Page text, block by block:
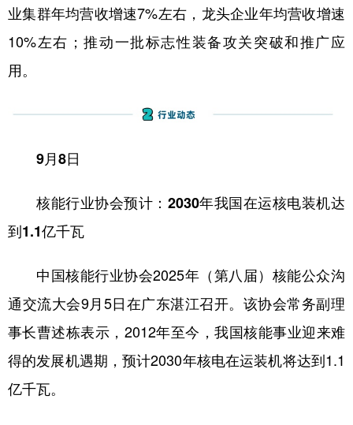
业集群年均营收增速7%左右，龙头企业年均营收增速
10%左右；推动一批标志性装备攻关突破和推广应
用。
9月8日
核能行业协会预计：2030年我国在运核电装机达
到1.1亿千瓦
中国核能行业协会2025年（第八届）核能公众沟
通交流大会9月5日在广东湛江召开。该协会常务副理
事长曹述栋表示，2012年至今，我国核能事业迎来难
得的发展机遇期，预计2030年核电在运装机将达到1.1
亿千瓦。